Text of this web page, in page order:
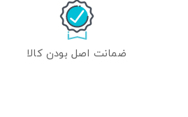
ضمانت اصل بودن کالا